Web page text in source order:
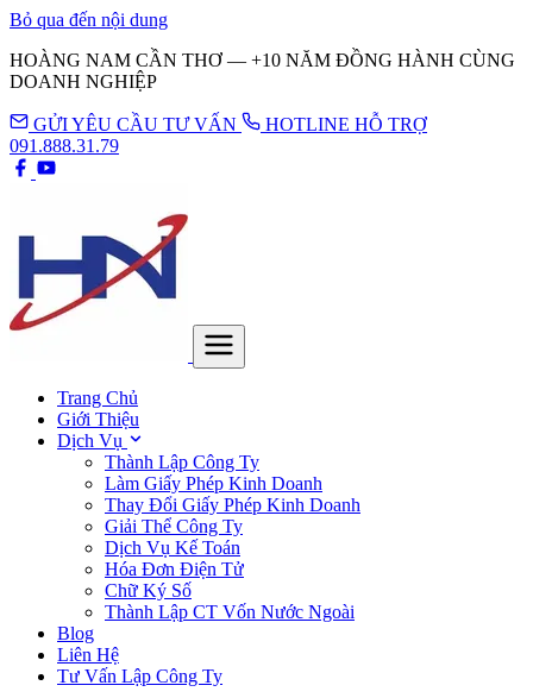
Bỏ qua đến nội dung
HOÀNG NAM CẦN THƠ — +10 NĂM ĐỒNG HÀNH CÙNG
DOANH NGHIỆP
GỬI YÊU CẦU TƯ VẤN
HOTLINE HỖ TRỢ
091.888.31.79
Trang Chủ
Giới Thiệu
Dịch Vụ
Thành Lập Công Ty
Làm Giấy Phép Kinh Doanh
Thay Đổi Giấy Phép Kinh Doanh
Giải Thể Công Ty
Dịch Vụ Kế Toán
Hóa Đơn Điện Tử
Chữ Ký Số
Thành Lập CT Vốn Nước Ngoài
Blog
Liên Hệ
Tư Vấn Lập Công Ty